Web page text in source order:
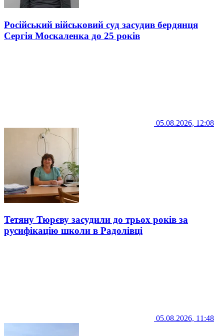
Російський військовий суд засудив бердянця
Сергія Москаленка до 25 років
05.08.2026, 12:08
Тетяну Тюрєву засудили до трьох років за
русифікацію школи в Радолівці
05.08.2026, 11:48